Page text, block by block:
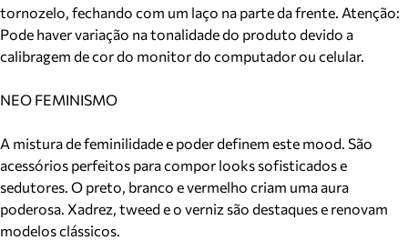
tornozelo, fechando com um laço na parte da frente. Atenção:
Pode haver variação na tonalidade do produto devido a
calibragem de cor do monitor do computador ou celular.
NEO FEMINISMO
A mistura de feminilidade e poder definem este mood. São
acessórios perfeitos para compor looks sofisticados e
sedutores. O preto, branco e vermelho criam uma aura
poderosa. Xadrez, tweed e o verniz são destaques e renovam
modelos clássicos.